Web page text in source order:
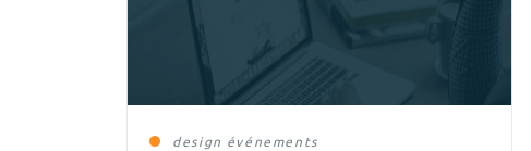
design événements